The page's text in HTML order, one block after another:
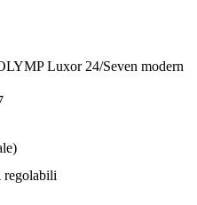
Luxor 24/Seven modern
regolabili